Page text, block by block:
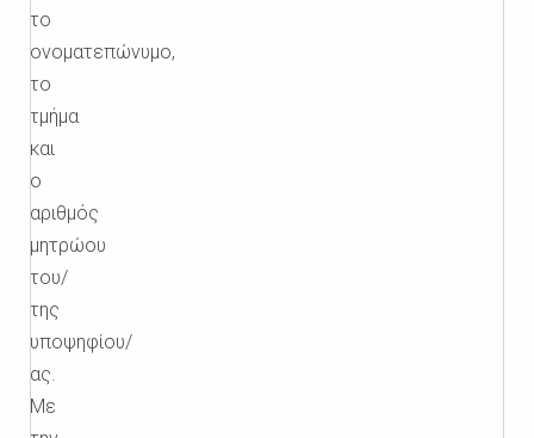
το
ονοματεπώνυμο,
το
τμήμα
και
ο
αριθμός
μητρώου
του/
της
υποψηφίου/
ας.
Με